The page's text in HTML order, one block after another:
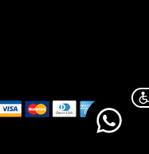
Chat on WhatsApp